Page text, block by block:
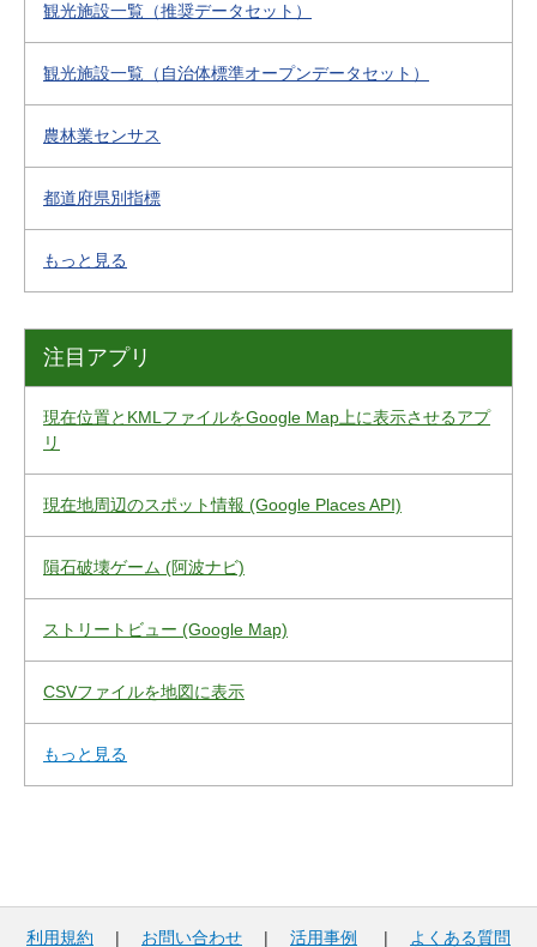
観光施設一覧（推奨データセット）
観光施設一覧（自治体標準オープンデータセット）
農林業センサス
都道府県別指標
もっと見る
注目アプリ
現在位置とKMLファイルをGoogle Map上に表示させるアプ
リ
現在地周辺のスポット情報 (Google Places API)
隕石破壊ゲーム (阿波ナビ)
ストリートビュー (Google Map)
CSVファイルを地図に表示
もっと見る
利用規約 | お問い合わせ | 活用事例 | よくある質問